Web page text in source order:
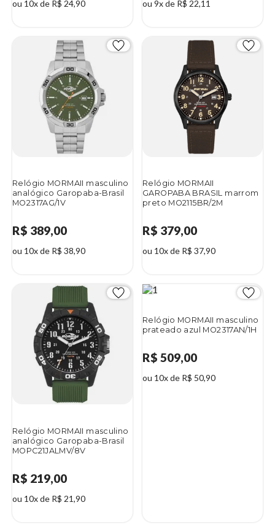
ou 10x de R$ 24,90 ou 9x de R$ 22,11
Relógio MORMAII masculino
analógico Garopaba-Brasil
MO2317AG/1V
R$ 389,00
ou 10x de R$ 38,90
Relógio MORMAII
GAROPABA BRASIL marrom
preto MO2115BR/2M
R$ 379,00
ou 10x de R$ 37,90
Relógio MORMAII masculino
analógico Garopaba-Brasil
MOPC21JALMV/8V
R$ 219,00
ou 10x de R$ 21,90
Relógio MORMAII masculino
prateado azul MO2317AN/1H
R$ 509,00
ou 10x de R$ 50,90